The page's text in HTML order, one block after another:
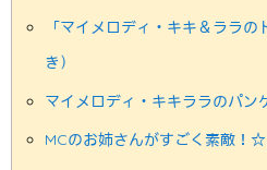
「マイメロディ・キキ＆ララ
き）
マイメロディ・キキララのパン
MCのお姉さんがすごく素敵！☆